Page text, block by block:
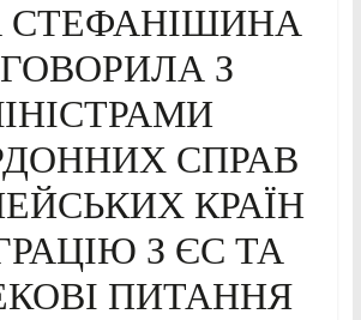
СТЕФАНІШИНА
З
СПРАВ
КРАЇН
З ЄС ТА
ПИТАННЯ